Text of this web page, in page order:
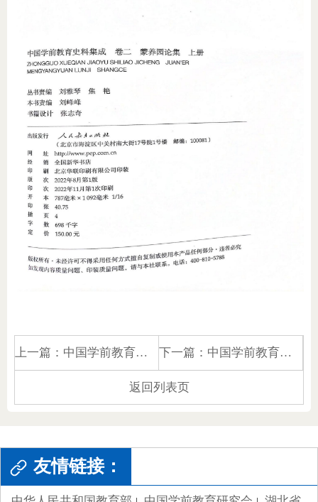
上一篇： 中国学前教育史料集成 卷三 蒙养院论集 下册 下一篇： 中国学前教育史料集成 卷一 蒙养院论集
返回列表页
友情链接：